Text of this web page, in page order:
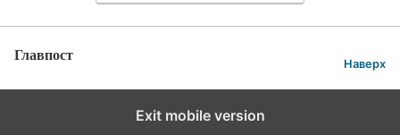
Главпост Наверх
Exit mobile version